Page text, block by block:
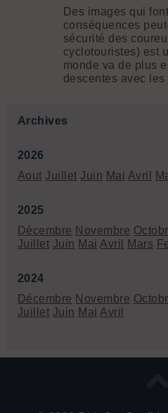
Des images qui
conséquences
sécurité des
cyclotouristes) est
monde va de plus
descentes avec
Archives
2026
Aout Juillet Juin Mai Avril
2025
Décembre Novembre
Juillet Juin Mai Avril Mars
2024
Décembre Novembre
Juillet Juin Mai Avril